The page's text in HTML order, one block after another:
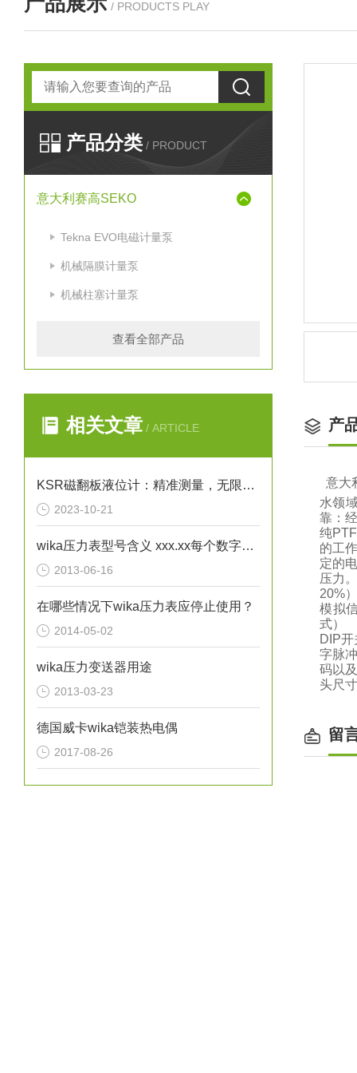
/ PRODUCTS PLAY
产品分类 / PRODUCT
意大利赛高SEKO
Tekna EVO电磁计量泵
机械隔膜计量泵
机械柱塞计量泵
查看全部产品
相关文章 / ARTICLE
KSR磁翻板液位计：精准测量，无限可能
2023-10-21
wika压力表型号含义 xxx.xx每个数字不一样时都代表了哪些区别？
2013-06-16
在哪些情况下wika压力表应停止使用？
2014-05-02
wika压力变送器用途
2013-03-23
德国威卡wika铠装热电偶
2017-08-26
产
意大
水领
靠：
纯
的工
定的
压力
20%
模拟
式）
DIP
字脉
码以
头尺
留